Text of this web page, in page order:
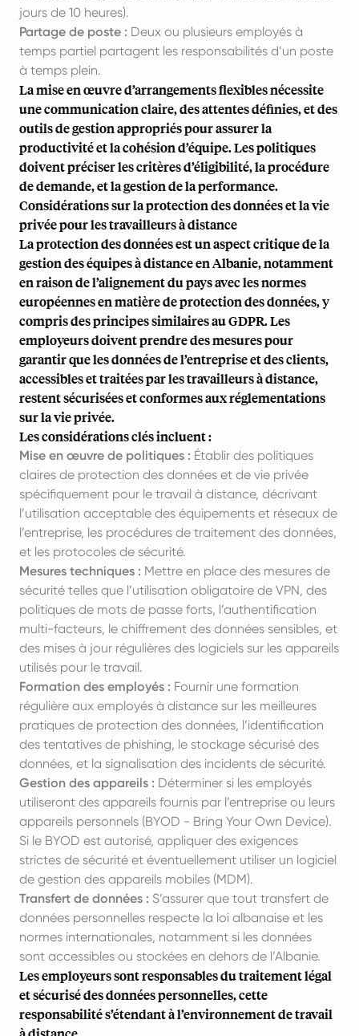
jours de 10 heures).
Partage de poste : Deux ou plusieurs employés à
temps partiel partagent les responsabilités d’un poste
à temps plein.
La mise en œuvre d’arrangements flexibles nécessite
une communication claire, des attentes définies, et des
outils de gestion appropriés pour assurer la
productivité et la cohésion d’équipe. Les politiques
doivent préciser les critères d’éligibilité, la procédure
de demande, et la gestion de la performance.
Considérations sur la protection des données et la vie
privée pour les travailleurs à distance
La protection des données est un aspect critique de la
gestion des équipes à distance en Albanie, notamment
en raison de l’alignement du pays avec les normes
européennes en matière de protection des données, y
compris des principes similaires au GDPR. Les
employeurs doivent prendre des mesures pour
garantir que les données de l’entreprise et des clients,
accessibles et traitées par les travailleurs à distance,
restent sécurisées et conformes aux réglementations
sur la vie privée.
Les considérations clés incluent :
Mise en œuvre de politiques : Établir des politiques
claires de protection des données et de vie privée
spécifiquement pour le travail à distance, décrivant
l’utilisation acceptable des équipements et réseaux de
l’entreprise, les procédures de traitement des données,
et les protocoles de sécurité.
Mesures techniques : Mettre en place des mesures de
sécurité telles que l’utilisation obligatoire de VPN, des
politiques de mots de passe forts, l’authentification
multi-facteurs, le chiffrement des données sensibles, et
des mises à jour régulières des logiciels sur les appareils
utilisés pour le travail.
Formation des employés : Fournir une formation
régulière aux employés à distance sur les meilleures
pratiques de protection des données, l’identification
des tentatives de phishing, le stockage sécurisé des
données, et la signalisation des incidents de sécurité.
Gestion des appareils : Déterminer si les employés
utiliseront des appareils fournis par l’entreprise ou leurs
appareils personnels (BYOD - Bring Your Own Device).
Si le BYOD est autorisé, appliquer des exigences
strictes de sécurité et éventuellement utiliser un logiciel
de gestion des appareils mobiles (MDM).
Transfert de données : S’assurer que tout transfert de
données personnelles respecte la loi albanaise et les
normes internationales, notamment si les données
sont accessibles ou stockées en dehors de l’Albanie.
Les employeurs sont responsables du traitement légal
et sécurisé des données personnelles, cette
responsabilité s’étendant à l’environnement de travail